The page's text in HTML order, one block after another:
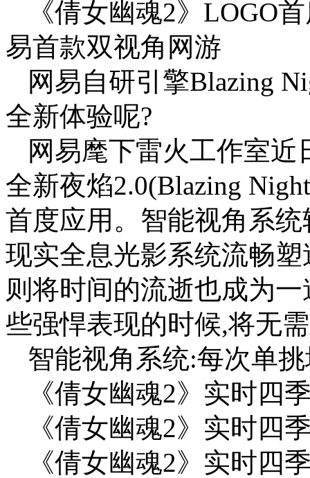
《倩女幽魂2》LOGO
易首款双视角网游
网易自研引擎Blazing
全新体验呢?
网易麾下雷火工作室
全新夜焰2.0(Blazing
首度应用。智能视角系
现实全息光影系统流畅
则将时间的流逝也成为
些强悍表现的时候,将无
智能视角系统:每次单
《倩女幽魂2》实时
《倩女幽魂2》实时
《倩女幽魂2》实时